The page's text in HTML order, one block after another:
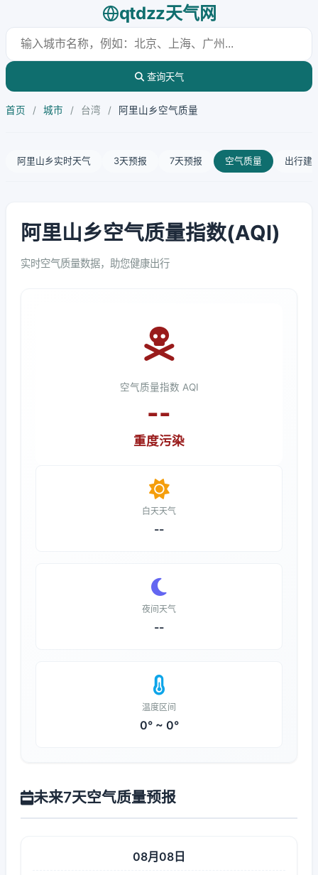
qtdzz天气网
查询天气
首页 / 城市 / 台湾 / 阿里山乡空气质量
阿里山乡实时天气 3天预报 7天预报 空气质量 出行建
阿里山乡空气质量指数(AQI)
实时空气质量数据，助您健康出行
空气质量指数 AQI
--
重度污染
白天天气
--
夜间天气
--
温度区间
0° ~ 0°
未来7天空气质量预报
08月08日